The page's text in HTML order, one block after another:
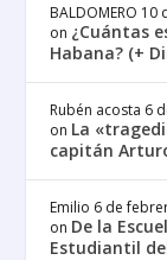
BALDOMERO 10
on ¿Cuántas
Habana? (+
Rubén acosta 6
on La
capitán
Emilio 6 de
on De la
Estudiantil